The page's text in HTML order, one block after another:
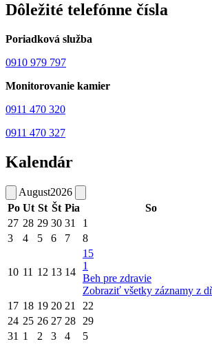
Dôležité telefónne čísla
Poriadková služba
0910 979 797
Monitorovanie kamier
0911 470 320
0911 470 327
Kalendár
August2026
Po Ut St Št Pia So
27 28 29 30 31 1
3
4 5 6 7 8
10 11 12 13 14
15
1
Beh pre zdravie
Zobraziť všetky záznamy z
17 18 19 20 21 22
24 25 26 27 28 29
31 1 2 3 4 5